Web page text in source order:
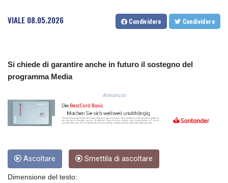
CUP 30.538041
CVE 110.303663
DKK 7.475499
EGP 57.370946
ETB 186.347968
VIALE 08.05.2026 Condividere Condividere
Si chiede di garantire anche in futuro il sostegno del
programma Media
Annuncio
Ascoltare Smettila di ascoltare
Dimensione del testo: